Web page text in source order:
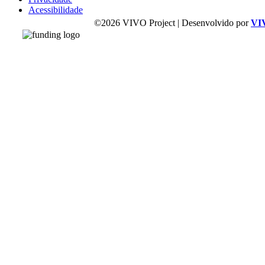
Acessibilidade
©2026 VIVO Project | Desenvolvido por